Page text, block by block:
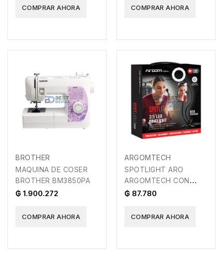
COMPRAR AHORA COMPRAR AHORA
BROTHER
MAQUINA DE COSER
BROTHER BM3850PA
₲ 1.900.272
COMPRAR AHORA
ARGOMTECH
SPOTLIGHT ARO
ARGOMTECH CON
SOPORTE PARA
9300BK
₲ 87.780
COMPRAR AHORA